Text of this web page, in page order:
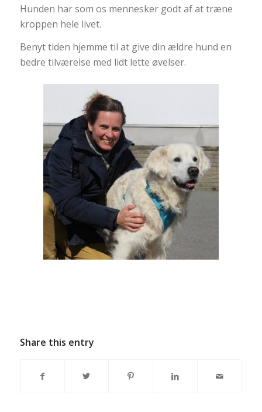
Hunden har som os mennesker godt af at træne
kroppen hele livet.
Benyt tiden hjemme til at give din ældre hund en
bedre tilværelse med lidt lette øvelser.
Share this entry